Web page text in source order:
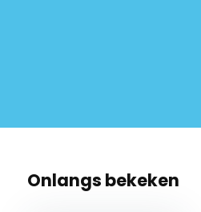
Onlangs bekeken